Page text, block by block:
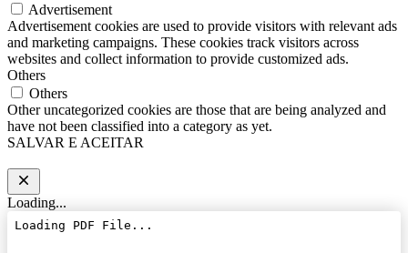
Advertisement
Advertisement cookies are used to provide visitors with relevant ads
and marketing campaigns. These cookies track visitors across
websites and collect information to provide customized ads.
Others
Others
Other uncategorized cookies are those that are being analyzed and
have not been classified into a category as yet.
SALVAR E ACEITAR
Loading...